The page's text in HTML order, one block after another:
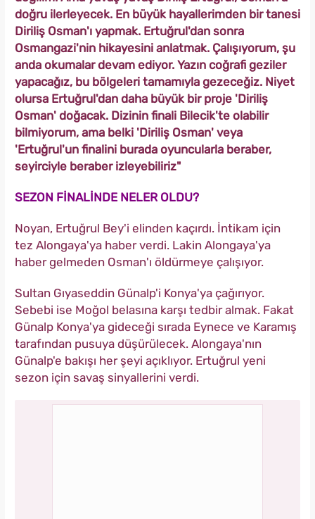
doğru ilerleyecek. En büyük hayallerimden bir tanesi
Diriliş Osman'ı yapmak. Ertuğrul'dan sonra
Osmangazi'nin hikayesini anlatmak. Çalışıyorum, şu
anda okumalar devam ediyor. Yazın coğrafi geziler
yapacağız, bu bölgeleri tamamıyla gezeceğiz. Niyet
olursa Ertuğrul'dan daha büyük bir proje 'Diriliş
Osman' doğacak. Dizinin finali Bilecik'te olabilir
bilmiyorum, ama belki 'Diriliş Osman' veya
'Ertuğrul'un finalini burada oyuncularla beraber,
seyirciyle beraber izleyebiliriz"
SEZON FİNALİNDE NELER OLDU?
Noyan, Ertuğrul Bey'i elinden kaçırdı. İntikam için
tez Alongaya'ya haber verdi. Lakin Alongaya'ya
haber gelmeden Osman'ı öldürmeye çalışıyor.
Sultan Gıyaseddin Günalp'i Konya'ya çağırıyor.
Sebebi ise Moğol belasına karşı tedbir almak. Fakat
Günalp Konya'ya gideceği sırada Eynece ve Karamış
tarafından pusuya düşürülecek. Alongaya'nın
Günalp'e bakışı her şeyi açıklıyor. Ertuğrul yeni
sezon için savaş sinyallerini verdi.